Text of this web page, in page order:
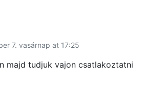
7. vasárnap at 17:25
majd tudjuk vajon csatlakoztatni